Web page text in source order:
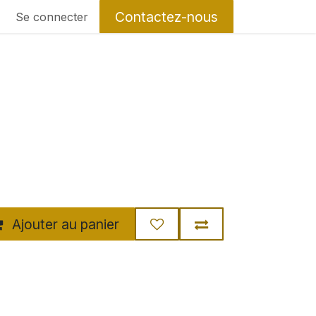
Se connecter Contactez-nous
Ajouter au panier